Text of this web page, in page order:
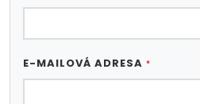
E-MAILOVÁ ADRESA *